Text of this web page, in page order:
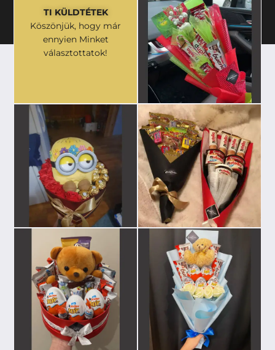
TI KÜLDTÉTEK
Köszönjük, hogy már
ennyien Minket
választottatok!